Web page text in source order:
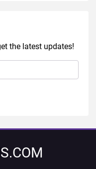
the latest updates!